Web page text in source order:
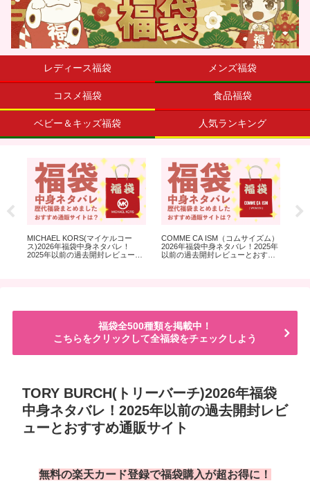
レディース福袋 メンズ福袋
コスメ福袋 食品福袋
ベビー＆キッズ福袋 人気ランキング
MICHAEL KORS(マイケルコー
ス)2026年福袋中身ネタバレ！
2025年以前の過去開封レビューと
COMME CA ISM（コムサイズム）
2026年福袋中身ネタバレ！2025年
以前の過去開封レビューとおすす
福袋全500種類を掲載中！
こちらをクリックして全福袋をチェックしよう
TORY BURCH(トリーバーチ)2026年福袋
中身ネタバレ！2025年以前の過去開封レビ
ューとおすすめ通販サイト
無料の楽天カード登録で福袋購入が超お得に！